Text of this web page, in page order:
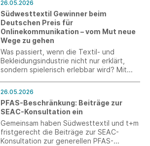
Entlastungen für KMU und Small Mid-
Caps. Der KI-Omnibus soll am 1. August
2026 in Kraft treten.
26.05.2026
Südwesttextil Gewinner beim
Deutschen Preis für
Onlinekommunikation – vom Mut neue
Wege zu gehen
Was passiert, wenn die Textil- und
Bekleidungsindustrie nicht nur erklärt,
sondern spielerisch erlebbar wird? Mit
Onlinekommunikation: Die
TEXHUB.WORLD wurde als
Gewinnerprojekt in der Kategorie „Digital
Experience“ ausgezeichnet und erreichte
zusätzlich den zweiten Platz in der
Kategorie „Innovation des Jahres“.
26.05.2026
PFAS-Beschränkung: Beiträge zur
SEAC-Konsultation ein
Gemeinsam haben Südwesttextil und t+m
fristgerecht die Beiträge zur SEAC-
Konsultation zur generellen PFAS-